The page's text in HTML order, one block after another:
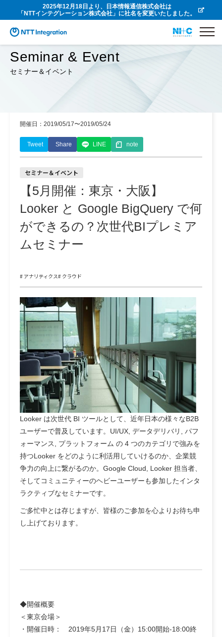
2025年12月18日より、日本情報通信株式会社は
「NTTインテグレーション株式会社」に社名を変更いたしました。
Seminar & Event
セミナー＆イベント
開催日：2019/05/17〜2019/05/24
Tweet Share LINE note
セミナー＆イベント
【5月開催：東京・大阪】
Looker と Google BigQuery で何
ができるの？次世代BIプレミア
ムセミナー
# アナリティクス# クラウド
Looker は次世代 BI ツールとして、近年日本の様々なB2B
ユーザーで普及しています。UI/UX, データデリバリ, パフ
ォーマンス, プラットフォーム の 4 つのカテゴリで強みを
持つLooker をどのように利活用していけるのか、企業競
争力の向上に繋がるのか。Google Cloud, Looker 担当者、
そしてコミュニティーのヘビーユーザーも参加したインタ
ラクティブなセミナーです。
ご多忙中とは存じますが、皆様のご参加を心よりお待ち申
し上げております。
◆開催概要
＜東京会場＞
・開催日時： 2019年5月17日（金）15:00開始-18:00終